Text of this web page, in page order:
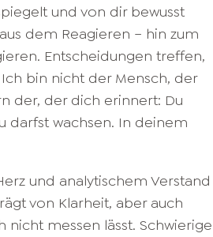
und von dir bewusst
dem Reagieren – hin zum
Entscheidungen treffen,
bin nicht der Mensch, der
der, der dich erinnert: Du
darfst wachsen. In deinem
und analytischem Verstand
von Klarheit, aber auch
nicht messen lässt. Schwierige